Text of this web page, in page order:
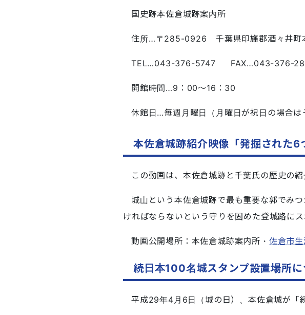
国史跡本佐倉城跡案内所
住所…〒285-0926 千葉県印旛郡酒々井町
TEL…043-376-5747 FAX…043-376-
開館時間…9：00～16：30
休館日…毎週月曜日（月曜日が祝日の場合は
本佐倉城跡紹介映像「発掘された6
この動画は、本佐倉城跡と千葉氏の歴史の紹
城山という本佐倉城跡で最も重要な郭でみ
ければならないという守りを固めた登城路にス
動画公開場所：本佐倉城跡案内所・ 佐倉市
続日本100名城スタンプ設置場所に
平成29年4月6日（城の日）、本佐倉城が「